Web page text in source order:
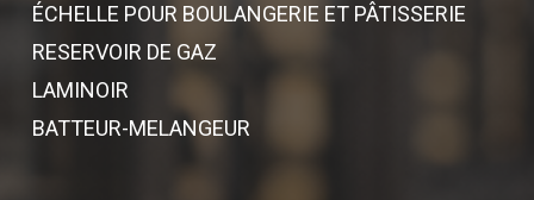
ÉCHELLE POUR BOULANGERIE ET PÂTISSERIE
RESERVOIR DE GAZ
LAMINOIR
BATTEUR-MELANGEUR